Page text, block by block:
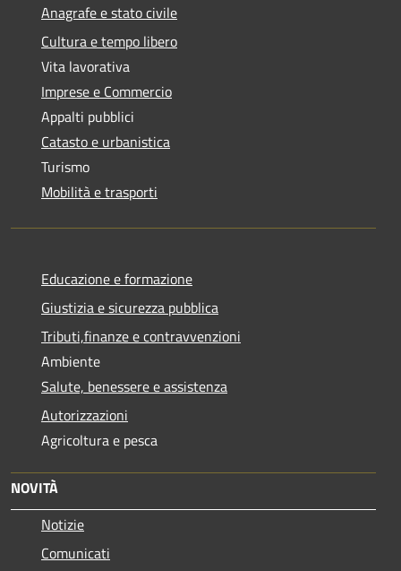
Anagrafe e stato civile
Cultura e tempo libero
Vita lavorativa
Imprese e Commercio
Appalti pubblici
Catasto e urbanistica
Turismo
Mobilità e trasporti
Educazione e formazione
Giustizia e sicurezza pubblica
Tributi,finanze e contravvenzioni
Ambiente
Salute, benessere e assistenza
Autorizzazioni
Agricoltura e pesca
NOVITÀ
Notizie
Comunicati